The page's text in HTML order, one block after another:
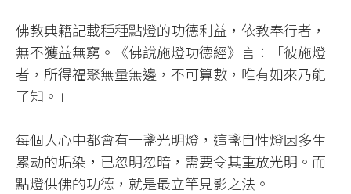
佛教典籍記載種種點燈的功德利益，依教奉行者，
無不獲益無窮。《佛說施燈功德經》言：「彼施燈
者，所得福聚無量無邊，不可算數，唯有如來乃能
了知。」
每個人心中都會有一盞光明燈，這盞自性燈因多生
累劫的垢染，已忽明忽暗，需要令其重放光明。而
點燈供佛的功德，就是最立竿見影之法。